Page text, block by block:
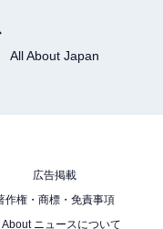
ります。
All About Japan
広告掲載
作権・商標・免責事項
About ニュースについて